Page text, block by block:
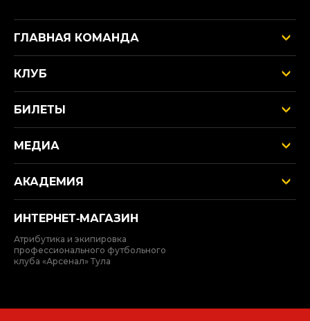
ГЛАВНАЯ КОМАНДА
КЛУБ
БИЛЕТЫ
МЕДИА
АКАДЕМИЯ
ИНТЕРНЕТ‑МАГАЗИН
Атрибутика и экипировка
профессионального футбольного
клуба «Арсенал» Тула